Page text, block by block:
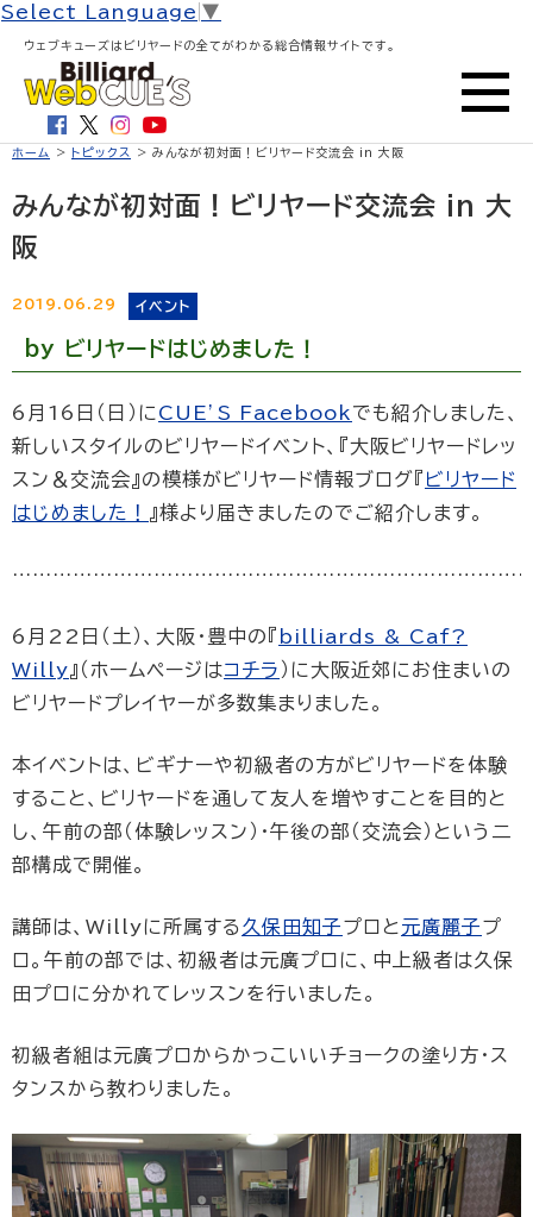
Select Language ▼
ウェブキューズはビリヤードの全てがわかる総合情報サイトです。
ホーム > トピックス > みんなが初対面！ビリヤード交流会 in 大阪
みんなが初対面！ビリヤード交流会 in 大
阪
2019.06.29 イベント
by ビリヤードはじめました！
6月16日（日）に CUE’S Facebookでも紹介しました、
新しいスタイルのビリヤードイベント、『大阪ビリヤードレッ
スン＆交流会』の模様がビリヤード情報ブログ『 ビリヤード
はじめました！
』様より届きましたのでご紹介します。
6月22日（土）、大阪・豊中の『 billiards & Caf?
Willy 』（ホームページはコチラ ）に大阪近郊にお住まいの
ビリヤードプレイヤーが多数集まりました。
本イベントは、ビギナーや初級者の方がビリヤードを体験
すること、ビリヤードを通して友人を増やすことを目的と
し、午前の部（体験レッスン）・午後の部（交流会）という二
部構成で開催。
講師は、Willyに所属する久保田知子プロと 元廣麗子プ
ロ。午前の部では、初級者は元廣プロに、中上級者は久保
田プロに分かれてレッスンを行いました。
初級者組は元廣プロからかっこいいチョークの塗り方・ス
タンスから教わりました。